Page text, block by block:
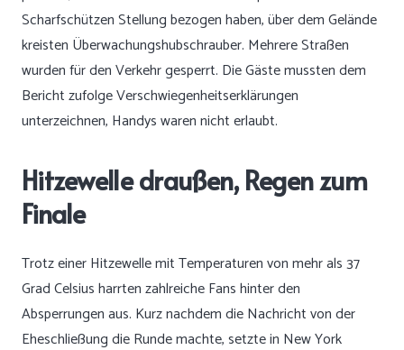
Scharfschützen Stellung bezogen haben, über dem Gelände
kreisten Überwachungshubschrauber. Mehrere Straßen
wurden für den Verkehr gesperrt. Die Gäste mussten dem
Bericht zufolge Verschwiegenheitserklärungen
unterzeichnen, Handys waren nicht erlaubt.
Hitzewelle draußen, Regen zum
Finale
Trotz einer Hitzewelle mit Temperaturen von mehr als 37
Grad Celsius harrten zahlreiche Fans hinter den
Absperrungen aus. Kurz nachdem die Nachricht von der
Eheschließung die Runde machte, setzte in New York